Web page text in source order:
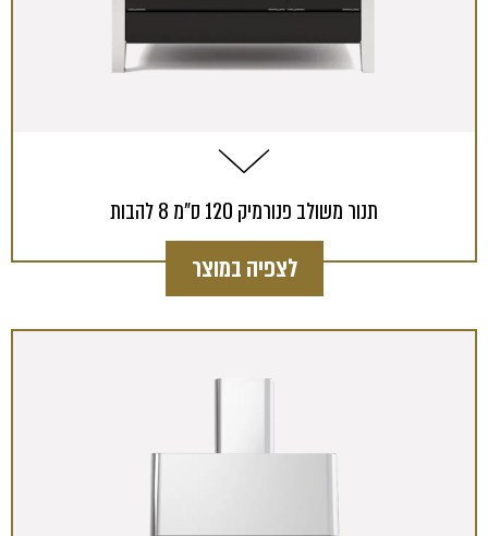
תנור משולב פנורמיק 120 ס"מ 8 להבות
לצפיה במוצר